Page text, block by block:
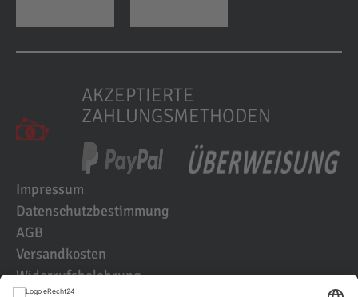
AKZEPTIERTE
ZAHLUNGSMETHODEN
Impressum
Datenschutzbestimmung
AGB
Versandkosten
Widerrufsbelehrung